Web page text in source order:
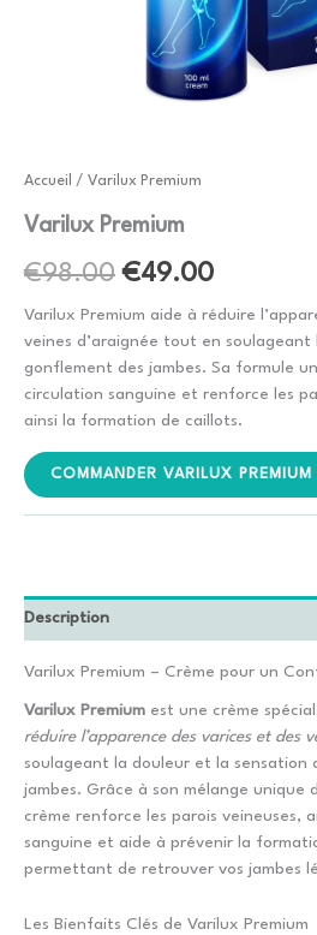
Accueil / Varilux Premium
Varilux Premium
€98.00 Le
prix
initial
était :
€98.00.
€49.00Le
prix
actuel
est :
€49.00.
Varilux Premium aide à réduire
veines d’araignée tout en soulageant
gonflement des jambes. Sa formule
circulation sanguine et renforce les
ainsi la formation de caillots.
COMMANDER VARILUX PREMIUM
Description
Varilux Premium – Crème pour un
Varilux Premium est une crème
réduire l’apparence des varices et des
soulageant la douleur et la sensation
jambes. Grâce à son mélange unique
crème renforce les parois veineuses,
sanguine et aide à prévenir la
permettant de retrouver vos jambes
Les Bienfaits Clés de Varilux Premium